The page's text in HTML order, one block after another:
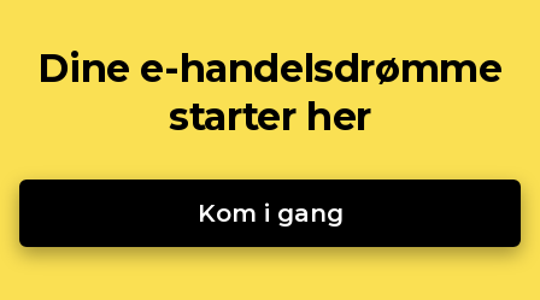
Dine e-handelsdrømme
starter her
Kom i gang